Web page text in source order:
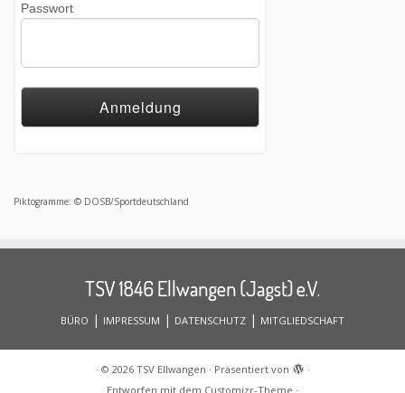
Passwort
Piktogramme: © DOSB/Sportdeutschland
TSV 1846 Ellwangen (Jagst) e.V.
BÜRO | IMPRESSUM | DATENSCHUTZ | MITGLIEDSCHAFT
· © 2026 TSV Ellwangen · Präsentiert von
·
Entworfen mit dem Customizr-Theme ·